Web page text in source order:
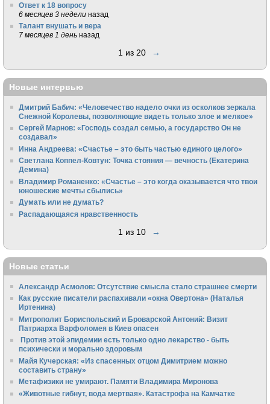
Ответ к 18 вопросу
6 месяцев 3 недели назад
Талант внушать и вера
7 месяцев 1 день назад
1 из 20 →
Новые интервью
Дмитрий Бабич: «Человечество надело очки из осколков зеркала
Снежной Королевы, позволяющие видеть только злое и мелкое»
Сергей Марнов: «Господь создал семью, а государство Он не
создавал»
Инна Андреева: «Счастье – это быть частью единого целого»
Светлана Коппел-Ковтун: Точка стояния — вечность (Екатерина
Демина)
Владимир Романенко: «Счастье – это когда оказывается что твои
юношеские мечты сбылись»
Думать или не думать?
Распадающаяся нравственность
1 из 10 →
Новые статьи
Александр Асмолов: Отсутствие смысла стало страшнее смерти
Как русские писатели распахивали «окна Овертона» (Наталья
Иртенина)
Митрополит Бориспольский и Броварской Антоний: Визит
Патриарха Варфоломея в Киев опасен
Против этой эпидемии есть только одно лекарство - быть
психически и морально здоровым
Майя Кучерская: «Из спасенных отцом Димитрием можно
составить страну»
Метафизики не умирают. Памяти Владимира Миронова
«Животные гибнут, вода мертвая». Катастрофа на Камчатке